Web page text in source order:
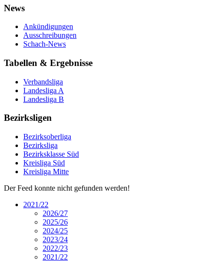
News
Ankündigungen
Ausschreibungen
Schach-News
Tabellen & Ergebnisse
Verbandsliga
Landesliga A
Landesliga B
Bezirksligen
Bezirksoberliga
Bezirksliga
Bezirksklasse Süd
Kreisliga Süd
Kreisliga Mitte
Der Feed konnte nicht gefunden werden!
2021/22
2026/27
2025/26
2024/25
2023/24
2022/23
2021/22